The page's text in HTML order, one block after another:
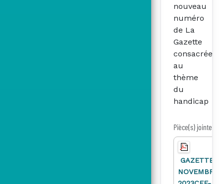
nouveau
numéro
de La
Gazette
consacrée
au
thème
du
handicap
Pièce(s) jointe(s)
GAZETTE
NOVEMBRE